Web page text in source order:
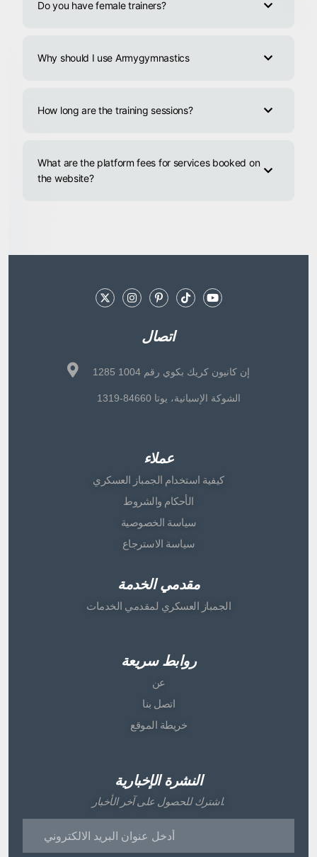
Do you have female trainers?
Why should I use Armygymnastics
How long are the training sessions?
What are the platform fees for services booked on
the website?
اتصال
1285 إن كانيون كريك بكوي رقم 1004
الشوكة الإسبانية، يوتا 84660-1319
عملاء
كيفية استخدام الجمباز العسكري
الأحكام والشروط
سياسة الخصوصية
سياسة الاسترجاع
مقدمي الخدمة
الجمباز العسكري لمقدمي الخدمات
روابط سريعة
عن
اتصل بنا
خريطة الموقع
النشرة الإخبارية
اشترك للحصول على آخر الأخبار.